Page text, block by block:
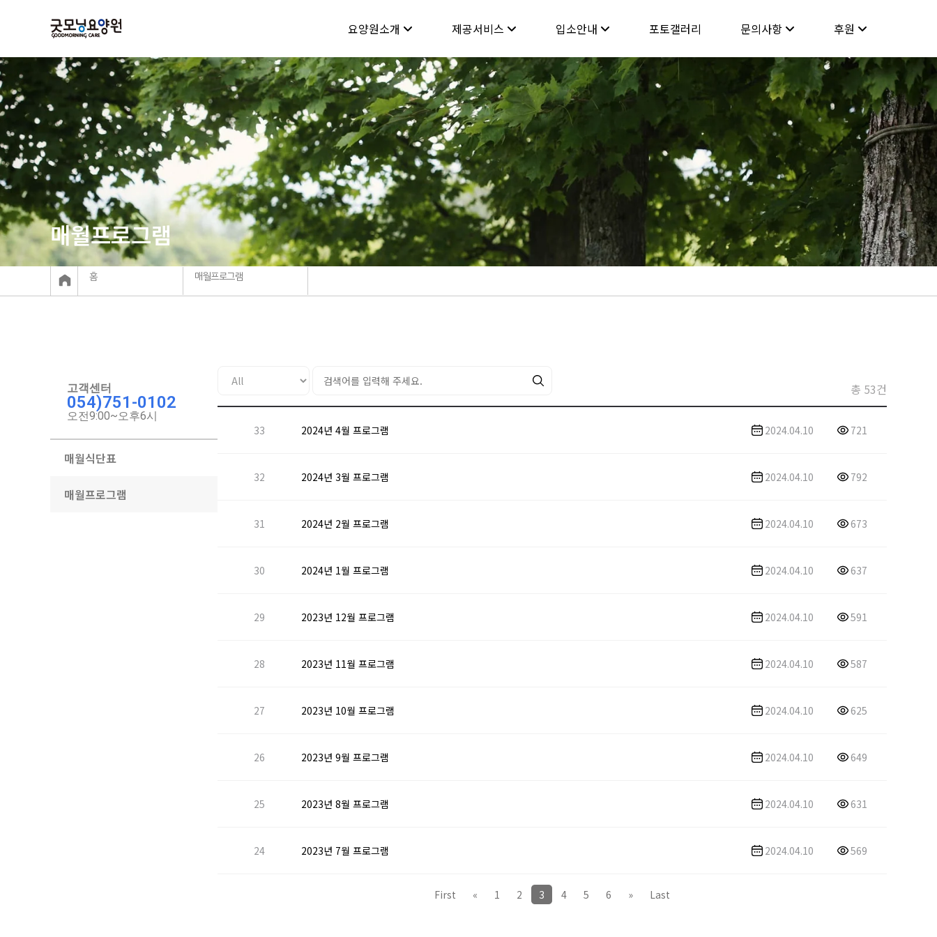
요양원소개 제공서비스 입소안내 포토갤러리 문의사항 후원
매월프로그램
홈 매월프로그램
고객센터
054)751-0102
오전9:00~오후6시
매월식단표
매월프로그램
총 53건
33 2024년 4월 프로그램 2024.04.10 721
32 2024년 3월 프로그램 2024.04.10 792
31 2024년 2월 프로그램 2024.04.10 673
30 2024년 1월 프로그램 2024.04.10 637
29 2023년 12월 프로그램 2024.04.10 591
28 2023년 11월 프로그램 2024.04.10 587
27 2023년 10월 프로그램 2024.04.10 625
26 2023년 9월 프로그램 2024.04.10 649
25 2023년 8월 프로그램 2024.04.10 631
24 2023년 7월 프로그램 2024.04.10 569
First « 1 2 3 4 5 6 » Last